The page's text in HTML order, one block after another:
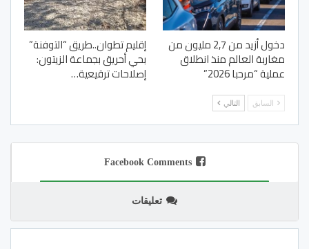
دخول أزيد من 2,7 مليون من
مغاربة العالم منذ انطلاق
عملية “مرحبا 2026”
إقليم تطوان..طريق “التوفنة”
بحي أحريق بجماعة الزيتون:
إصلاحات ترقيعية…
السابق التالي
Facebook Comments
تعليقات